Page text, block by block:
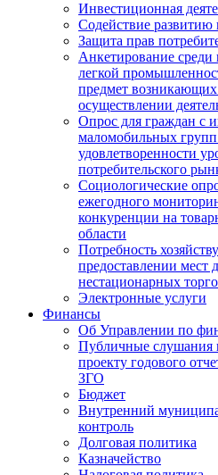
Инвестиционная
Содействие развитию
Защита прав
Анкетирование среди
легкой
предмет возникающих
осуществлении
Опрос для граждан с
маломобильных групп
удовлетворенности
потребительского
Социологические
ежегодного
конкуренции на
области
Потребность
предоставлении мест
нестационарных
Электронные услуги
Финансы
Об Управлении по
Публичные слушания
проекту годового
ЗГО
Бюджет
Внутренний
контроль
Долговая политика
Казначейство